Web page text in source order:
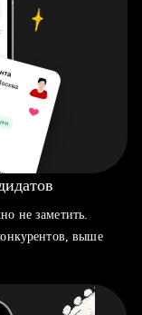
не заметить.
выше